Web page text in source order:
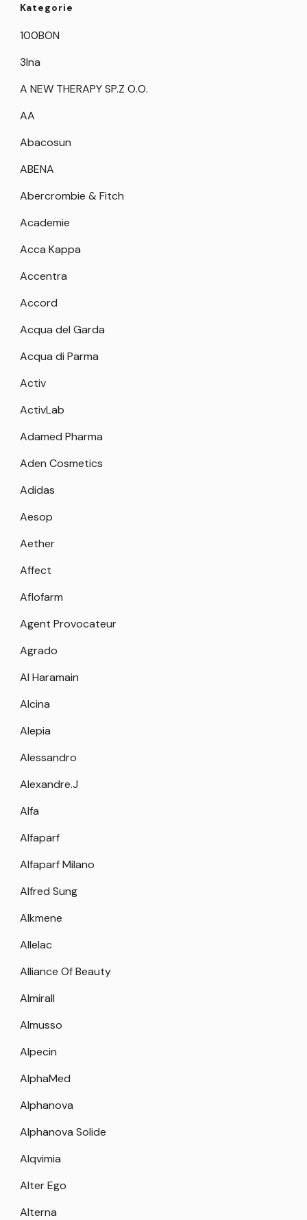
Kategorie
100BON
3Ina
A NEW THERAPY SP.Z O.O.
AA
Abacosun
ABENA
Abercrombie & Fitch
Academie
Acca Kappa
Accentra
Accord
Acqua del Garda
Acqua di Parma
Activ
ActivLab
Adamed Pharma
Aden Cosmetics
Adidas
Aesop
Aether
Affect
Aflofarm
Agent Provocateur
Agrado
Al Haramain
Alcina
Alepia
Alessandro
Alexandre.J
Alfa
Alfaparf
Alfaparf Milano
Alfred Sung
Alkmene
Allelac
Alliance Of Beauty
Almirall
Almusso
Alpecin
AlphaMed
Alphanova
Alphanova Solide
Alqvimia
Alter Ego
Alterna